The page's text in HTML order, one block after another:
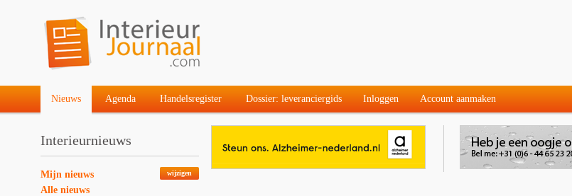
Nieuws Agenda Handelsregister Dossier: leveranciergids Inloggen Account aanmaken
Interieurnieuws
wijzigen
Mijn nieuws
Alle nieuws